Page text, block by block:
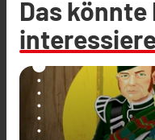
Das könnte